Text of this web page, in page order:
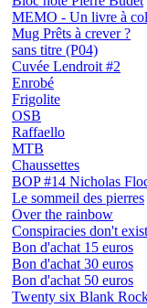
MEMO - Un livre à
Mug Prêts à crever ?
sans titre (P04)
Cuvée Lendroit #2
Enrobé
Frigolite
OSB
Raffaello
MTB
Chaussettes
BOP #14 Nicholas
Le sommeil des pierres
Over the rainbow
Conspiracies don't exist
Bon d'achat 15 euros
Bon d'achat 30 euros
Bon d'achat 50 euros
Twenty six Blank